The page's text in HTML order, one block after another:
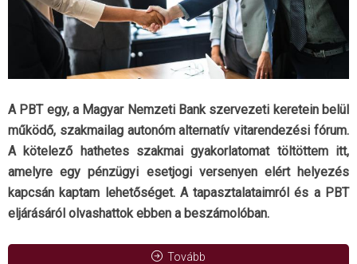
A PBT egy, a Magyar Nemzeti Bank szervezeti keretein belül
működő, szakmailag autonóm alternatív vitarendezési fórum.
A kötelező hathetes szakmai gyakorlatomat töltöttem itt,
amelyre egy pénzügyi esetjogi versenyen elért helyezés
kapcsán kaptam lehetőséget. A tapasztalataimról és a PBT
eljárásáról olvashattok ebben a beszámolóban.
Tovább